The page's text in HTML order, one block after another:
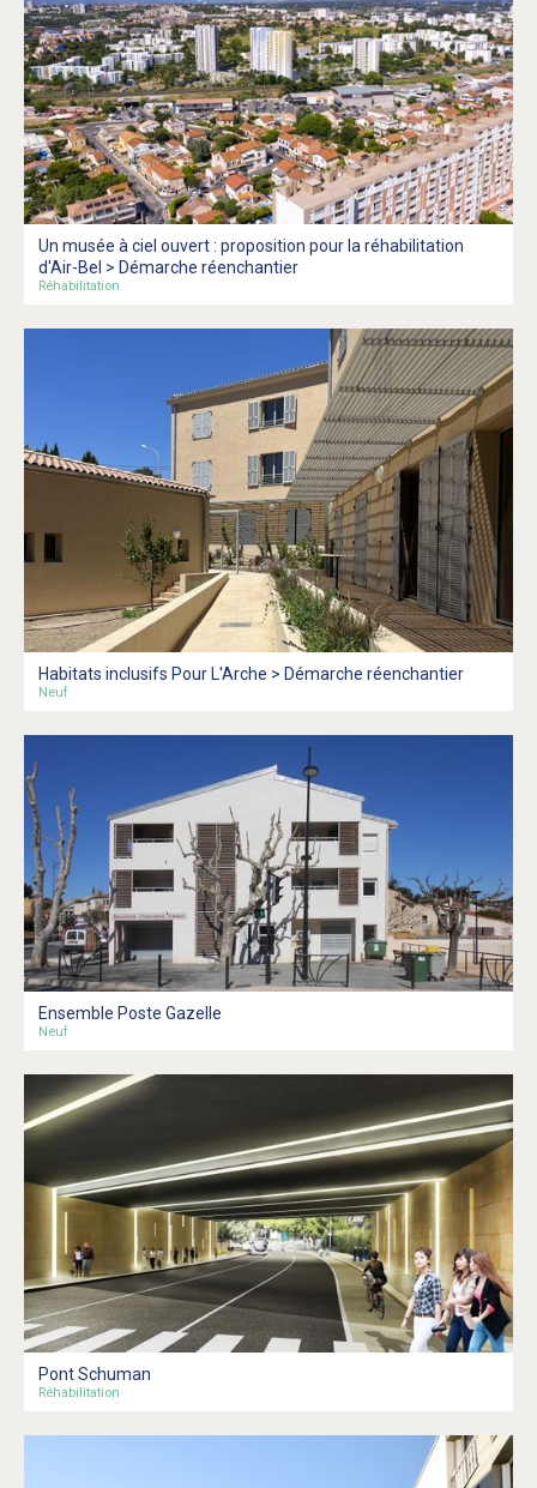
Un musée à ciel ouvert : proposition pour la réhabilitation
d'Air-Bel > Démarche réenchantier
Réhabilitation
Habitats inclusifs Pour L'Arche > Démarche réenchantier
Neuf
Ensemble Poste Gazelle
Neuf
Pont Schuman
Réhabilitation